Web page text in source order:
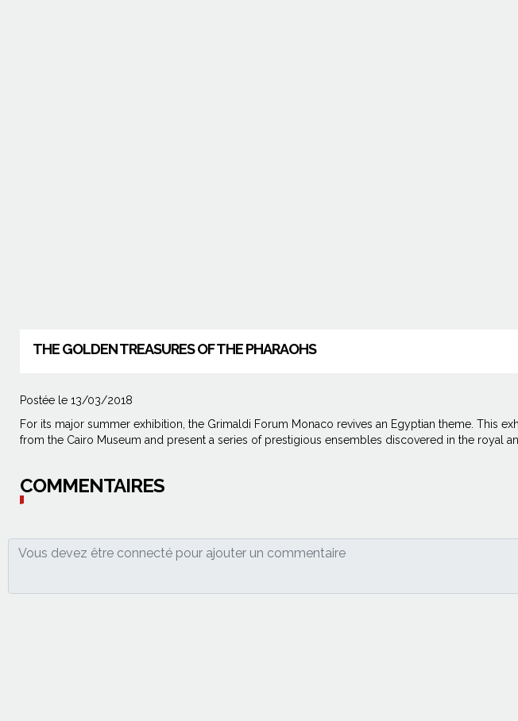
THE GOLDEN TREASURES OF THE PHARAOHS
Postée le 13/03/2018
For its major summer exhibition, the Grimaldi Forum Monaco revives an Egyptian theme. This
from the Cairo Museum and present a series of prestigious ensembles discovered in the royal
COMMENTAIRES